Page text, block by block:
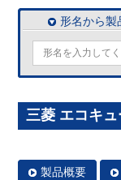
形名から製
三菱 エコキ
製品概要